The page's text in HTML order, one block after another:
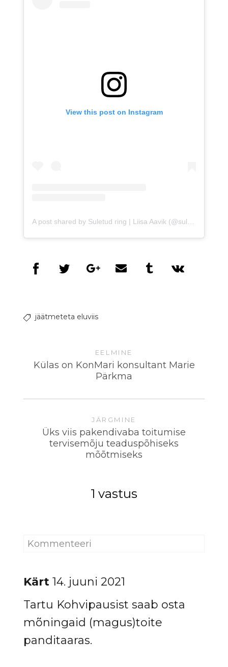
View this post on Instagram
jäätmeteta eluviis
EELMINE
Külas on KonMari konsultant Marie
Pärkma
JÄRGMINE
Üks viis pakendivaba toitumise
tervisemõju teaduspõhiseks
mõõtmiseks
1 vastus
Kärt 14. juuni 2021
Tartu Kohvipausist saab osta
mõningaid (magus)toite
panditaaras.